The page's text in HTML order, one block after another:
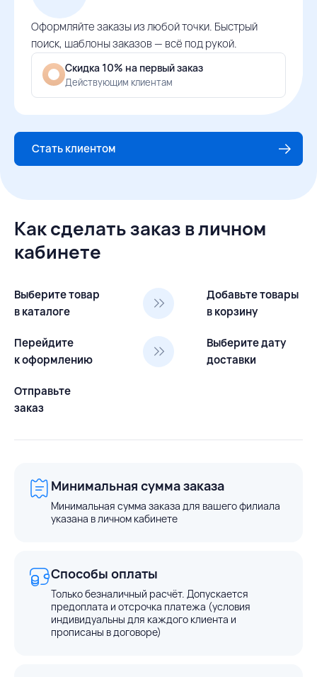
Оформляйте заказы из любой точки. Быстрый
поиск, шаблоны заказов — всё под рукой.
Скидка 10% на первый заказ
Действующим клиентам
Стать клиентом
Как сделать заказ в личном
кабинете
Выберите товар
в каталоге
Добавьте товары
в корзину
Перейдите
к оформлению
Выберите дату
доставки
Отправьте
заказ
Минимальная сумма заказа
Минимальная сумма заказа для вашего филиала
указана в личном кабинете
Способы оплаты
Только безналичный расчёт. Допускается
предоплата и отсрочка платежа (условия
индивидуальны для каждого клиента и
прописаны в договоре)